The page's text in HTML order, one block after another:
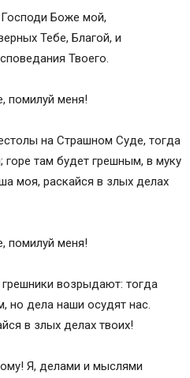
Боже мой,
Тебе, Благой, и
Твоего.
помилуй меня!
на Страшном Суде, тогда
там будет грешным, в муку
моя, раскайся в злых делах
помилуй меня!
возрыдают: тогда
но дела наши осудят нас.
в злых делах твоих!
Я, делами и мыслями